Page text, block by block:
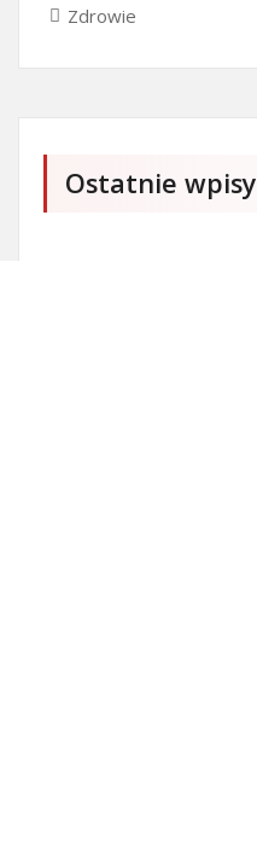
Zdrowie
Ostatnie wpisy